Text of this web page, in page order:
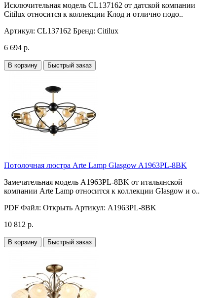
Исключительная модель CL137162 от датской компании
Citilux относится к коллекции Клод и отлично подо..
Артикул: CL137162 Бренд: Citilux
6 694 р.
В корзину Быстрый заказ
Потолочная люстра Arte Lamp Glasgow A1963PL-8BK
Замечательная модель A1963PL-8BK от итальянской
компании Arte Lamp относится к коллекции Glasgow и о..
PDF Файл: Открыть Артикул: A1963PL-8BK
10 812 р.
В корзину Быстрый заказ